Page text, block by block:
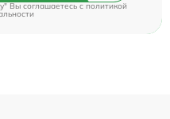
Вы соглашаетесь c политикой